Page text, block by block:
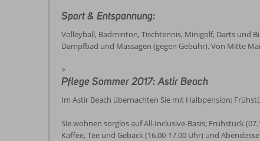
Sport & Entspannung:
Volleyball, Badminton, Tischtennis, Minigolf, Darts und
Dampfbad und Massagen (gegen Gebühr). Von Mitte
>
Pflege Sommer 2017: Astir Beach
Im Astir Beach übernachten Sie mit Halbpension;
Sie wohnen sorglos auf All-Inclusive-Basis; Frühstück
Kaffee, Tee und Gebäck (16.00-17.00 Uhr) und